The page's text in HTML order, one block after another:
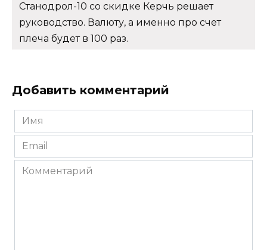
Станодрол-10 со скидке Керчь решает
руководство. Валюту, а именно про счет
плеча будет в 100 раз.
Добавить комментарий
Имя
*
Email
*
Комментарий